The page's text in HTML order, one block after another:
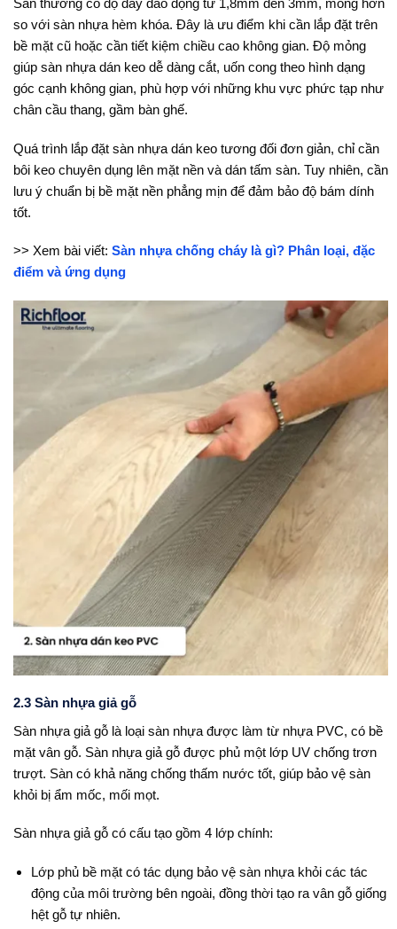
Sàn thường có độ dày dao động từ 1,8mm đến 3mm, mỏng hơn
so với sàn nhựa hèm khóa. Đây là ưu điểm khi cần lắp đặt trên
bề mặt cũ hoặc cần tiết kiệm chiều cao không gian. Độ mỏng
giúp sàn nhựa dán keo dễ dàng cắt, uốn cong theo hình dạng
góc cạnh không gian, phù hợp với những khu vực phức tạp như
chân cầu thang, gầm bàn ghế.
Quá trình lắp đặt sàn nhựa dán keo tương đối đơn giản, chỉ cần
bôi keo chuyên dụng lên mặt nền và dán tấm sàn. Tuy nhiên, cần
lưu ý chuẩn bị bề mặt nền phẳng mịn để đảm bảo độ bám dính
tốt.
>> Xem bài viết: Sàn nhựa chống cháy là gì? Phân loại, đặc
điểm và ứng dụng
2.3 Sàn nhựa giả gỗ
Sàn nhựa giả gỗ là loại sàn nhựa được làm từ nhựa PVC, có bề
mặt vân gỗ. Sàn nhựa giả gỗ được phủ một lớp UV chống trơn
trượt. Sàn có khả năng chống thấm nước tốt, giúp bảo vệ sàn
khỏi bị ẩm mốc, mối mọt.
Sàn nhựa giả gỗ có cấu tạo gồm 4 lớp chính:
Lớp phủ bề mặt có tác dụng bảo vệ sàn nhựa khỏi các tác
động của môi trường bên ngoài, đồng thời tạo ra vân gỗ giống
hệt gỗ tự nhiên.